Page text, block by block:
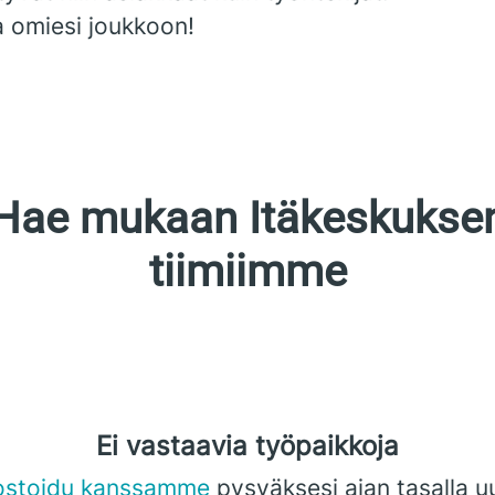
omiesi joukkoon!
mukaan
tiimiimme
Ei vastaavia työpaikkoja
kanssammepysyäksesi ajan tasalla